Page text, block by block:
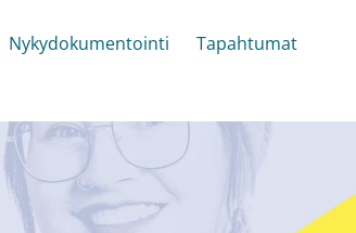
Nykydokumentointi
Tapahtumat